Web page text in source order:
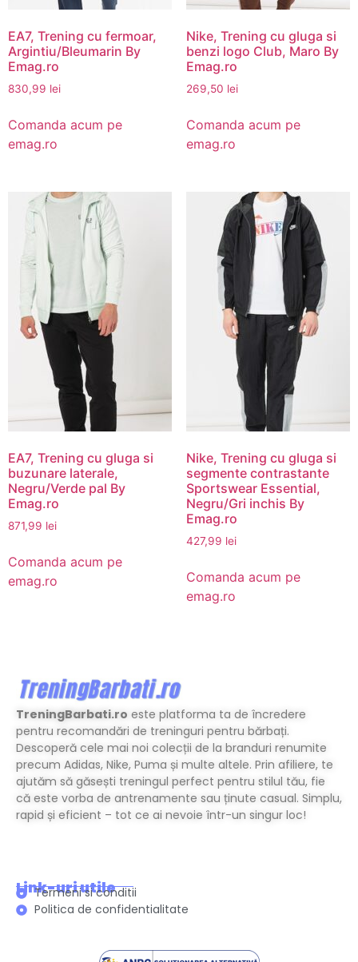
EA7, Trening cu fermoar,
Argintiu/Bleumarin By
Emag.ro
830,99 lei
Comanda acum pe
emag.ro
Nike, Trening cu gluga si
benzi logo Club, Maro By
Emag.ro
269,50 lei
Comanda acum pe
emag.ro
EA7, Trening cu gluga si
buzunare laterale,
Negru/Verde pal By
Emag.ro
871,99 lei
Comanda acum pe
emag.ro
Nike, Trening cu gluga si
segmente contrastante
Sportswear Essential,
Negru/Gri inchis By
Emag.ro
427,99 lei
Comanda acum pe
emag.ro
TreningBarbati.ro este platforma ta de încredere
pentru recomandări de treninguri pentru bărbați.
Descoperă cele mai noi colecții de la branduri renumite
precum Adidas, Nike, Puma și multe altele. Prin afiliere, te
ajutăm să găsești treningul perfect pentru stilul tău, fie
că este vorba de antrenamente sau ținute casual. Simplu,
rapid și eficient – tot ce ai nevoie într-un singur loc!
Link-uri utile
Termeni si conditii
Politica de confidentialitate